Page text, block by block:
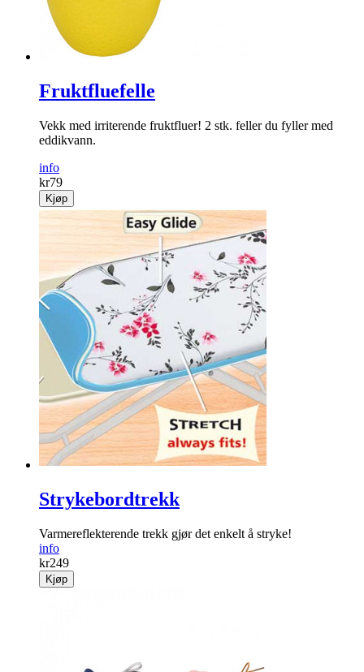
Fruktfluefelle
Vekk med irriterende fruktfluer! 2 stk. feller du fyller med
eddikvann.
info
kr79
Kjøp
Strykebordtrekk
Varmereflekterende trekk gjør det enkelt å stryke!
info
kr249
Kjøp